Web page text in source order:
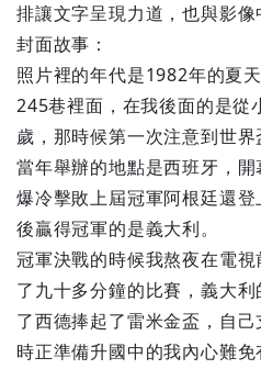
排讓文字呈現力道，也與影像
封面故事：
照片裡的年代是1982年的夏
245巷裡面，在我後面的是從
歲，那時候第一次注意到世界
當年舉辦的地點是西班牙，
爆冷擊敗上屆冠軍阿根廷還
後贏得冠軍的是義大利。
冠軍決戰的時候我熬夜在電
了九十多分鐘的比賽，義大
了西德捧起了雷米金盃，自
時正準備升國中的我內心難